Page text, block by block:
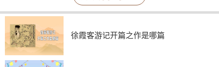
宋朝文学十足发达，诗、词、散文都有伟大成就。宋
诗虽不及唐诗，但远在明清之上，正在编撰的《全宋诗》
收录宋诗作品达十六万多首。杨万里的诗歌清新活泼，以
天然风景为主;范成大的诗歌关心民生，诗风清丽秀婉;陆
徐霞客游记开篇之作是哪篇